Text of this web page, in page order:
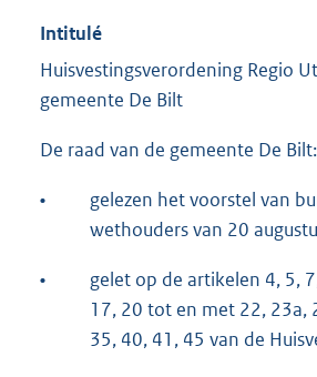
Intitulé
Huisvestingsverordening Regio
gemeente De Bilt
De raad van de gemeente De Bilt:
•
gelezen het voorstel van
wethouders van 20
•
gelet op de artikelen 4, 5,
17, 20 tot en met 22, 23a,
35, 40, 41, 45 van de